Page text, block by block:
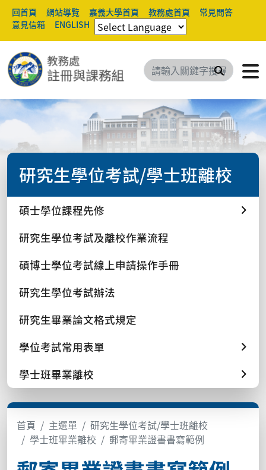
回首頁 網站導覽 嘉義大學首頁 教務處首頁
常見問答
意見信箱
ENGLISH
搜尋
研究生學位考試/學士班離校
碩士學位課程先修
研究生學位考試及離校作業流程
碩博士學位考試線上申請操作手冊
研究生學位考試辦法
研究生畢業論文格式規定
學位考試常用表單
學士班畢業離校
首頁 主選單
研究生學位考試/學士班離校
學士班畢業離校
郵寄畢業證書書寫範例